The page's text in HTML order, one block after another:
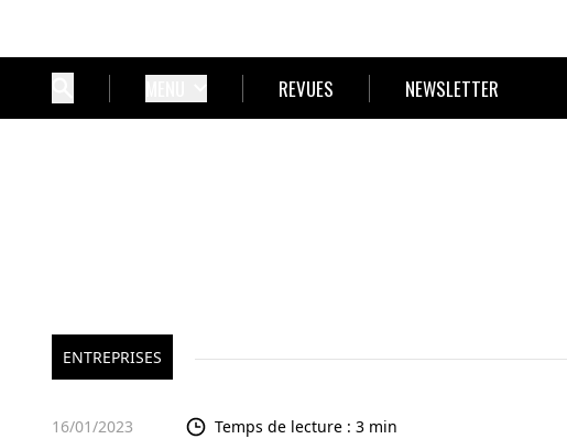
REVUES NEWSLETTER
ENTREPRISES
16/01/2023 Temps de lecture : 3 min